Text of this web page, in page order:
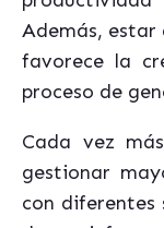
Además,
favorece la
proceso de
Cada vez
gestionar
con diferentes